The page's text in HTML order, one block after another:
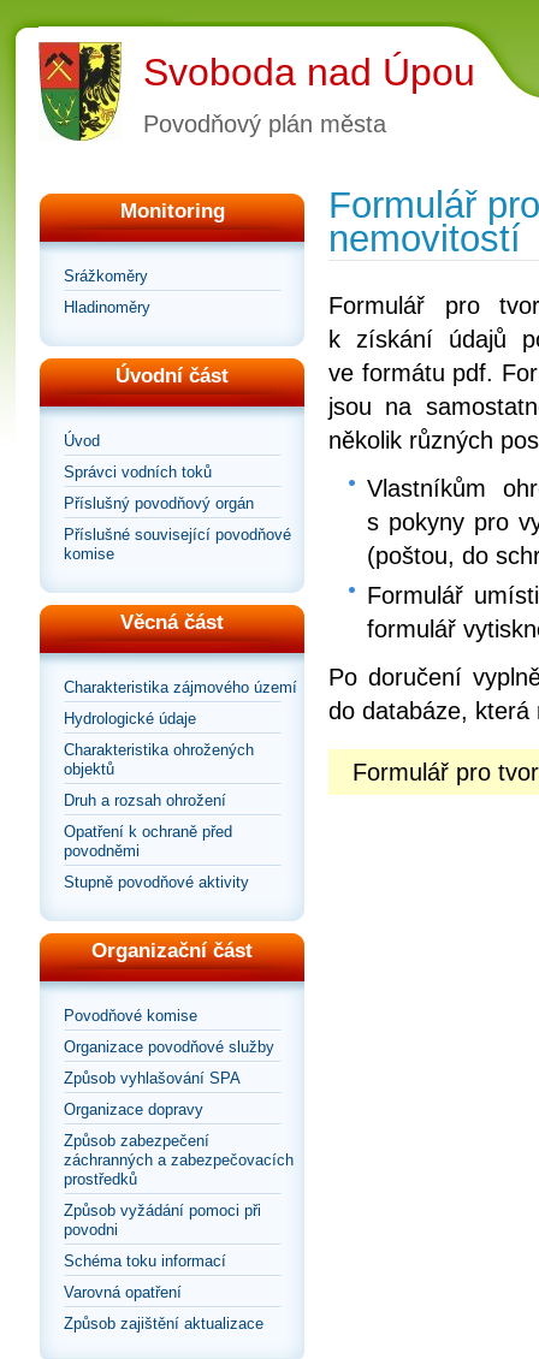
Svoboda nad Úpou
Povodňový plán města
Monitoring
Srážkoměry
Hladinoměry
Úvodní část
Úvod
Správci vodních toků
Příslušný povodňový orgán
Příslušné související povodňové
komise
Věcná část
Charakteristika zájmového území
Hydrologické údaje
Charakteristika ohrožených
objektů
Druh a rozsah ohrožení
Opatření k ochraně před
povodněmi
Stupně povodňové aktivity
Organizační část
Povodňové komise
Organizace povodňové služby
Způsob vyhlašování SPA
Organizace dopravy
Způsob zabezpečení
záchranných a zabezpečovacích
prostředků
Způsob vyžádání pomoci při
povodni
Schéma toku informací
Varovná opatření
Způsob zajištění aktualizace
Formulář
nemovitostí
Formulář pro
k získání údajů
ve formátu pdf.
jsou na
několik různých
Vlastníkům
s pokyny pro
(poštou, do
Formulář
formulář
Po doručení
do databáze,
Formulář pro